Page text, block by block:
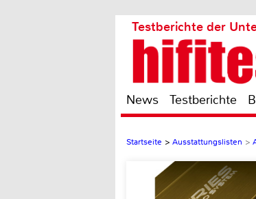
Testberichte der
News Testberichte
Startseite > Ausstattungslisten >